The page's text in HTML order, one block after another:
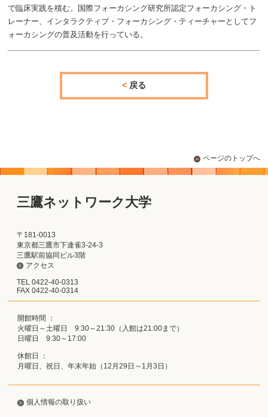
で臨床実践を積む。国際フォーカシング研究所認定フォーカシング・ト
レーナー、インタラクティブ・フォーカシング・ティーチャーとしてフ
ォーカシングの普及活動を行っている。
戻る
ページのトップへ
三鷹ネットワーク大学
〒181-0013
東京都三鷹市下連雀3-24-3
三鷹駅前協同ビル3階
アクセス
TEL 0422-40-0313
FAX 0422-40-0314
開館時間 ：
火曜日～土曜日 9:30～21:30（入館は21:00まで）
日曜日 9:30～17:00
休館日 ：
月曜日、祝日、年末年始（12月29日～1月3日）
個人情報の取り扱い